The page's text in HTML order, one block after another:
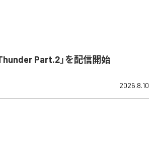
Part.2」を配信開始
2026.8.10